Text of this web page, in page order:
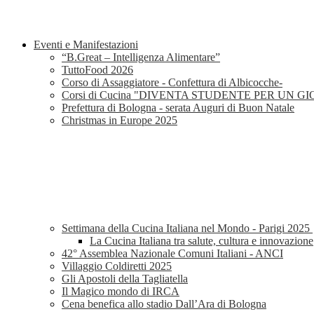
Eventi e Manifestazioni
“B.Great – Intelligenza Alimentare”
TuttoFood 2026
Corso di Assaggiatore - Confettura di Albicocche-
Corsi di Cucina "DIVENTA STUDENTE PER UN
Prefettura di Bologna - serata Auguri di Buon Natale
Christmas in Europe 2025
Settimana della Cucina Italiana nel Mondo - Parigi 2025
La Cucina Italiana tra salute, cultura e innovazione
42° Assemblea Nazionale Comuni Italiani - ANCI
Villaggio Coldiretti 2025
Gli Apostoli della Tagliatella
Il Magico mondo di IRCA
Cena benefica allo stadio Dall’Ara di Bologna